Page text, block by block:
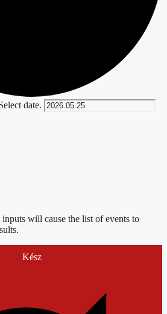
date.
will cause the list of events to
Kész